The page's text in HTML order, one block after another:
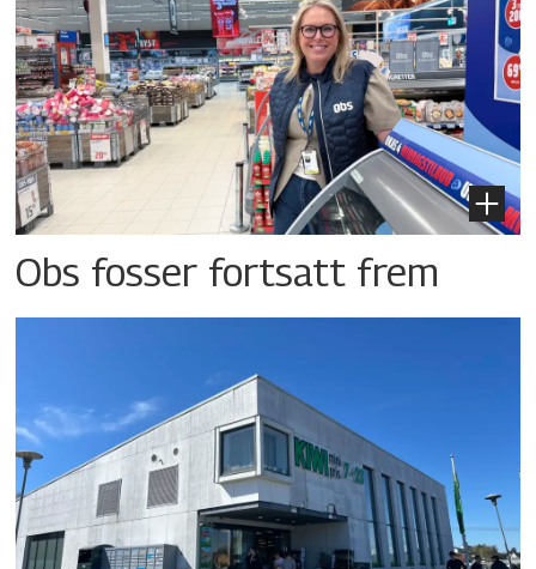
Obs fosser fortsatt frem